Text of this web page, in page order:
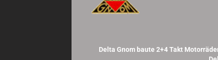
Delta Gnom baute 2+4 Takt